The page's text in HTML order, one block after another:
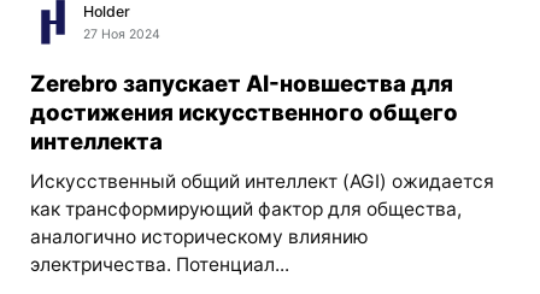
Holder
27 Ноя 2024
Zerebro запускает AI-новшества для
достижения искусственного общего
интеллекта
Искусственный общий интеллект (AGI) ожидается
как трансформирующий фактор для общества,
аналогично историческому влиянию
электричества. Потенциал...